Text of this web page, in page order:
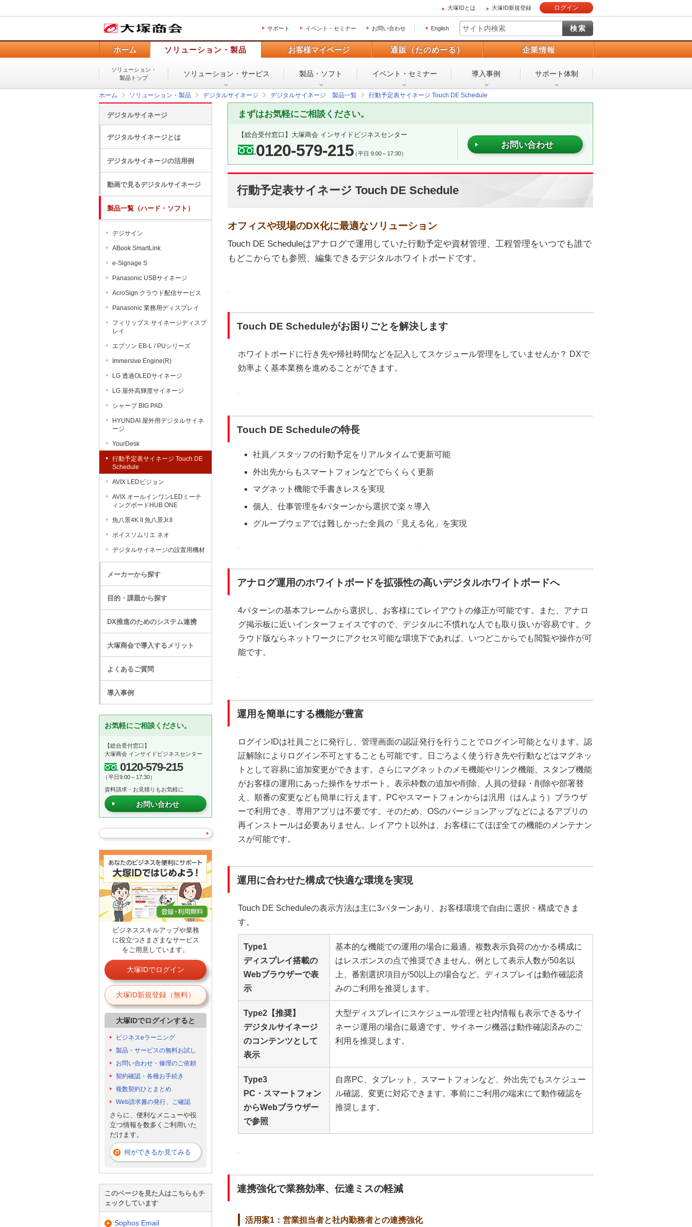
大塚IDとは 大塚ID新規登録 ログイン
サポート イベント・セミナー お問い合わせ English
ホーム ソリューション・製品 お客様マイページ 通販（たのめーる） 企業情報
ソリューション・
製品トップ
ソリューション・ サービス 製品・ソフト イベント・ セミナー 導入事例 サポート体制
ホーム ソリューション・製品 デジタルサイネージ デジタルサイネージ 製品一覧 行動予定表サイネージ Touch DE Schedule
まずはお気軽にご相談ください。
【総合受付窓口】 大塚商会 インサイドビジネスセンター
0120-579-215（平日 9:00～17:30）
お問い合わせ
行動予定表サイネージ Touch DE Schedule
オフィスや現場のDX化に最適なソリューション
Touch DE Scheduleはアナログで運用していた行動予定や資材管理、工程管理をいつでも誰で
もどこからでも参照、編集できるデジタルホワイトボードです。
Touch DE Scheduleがお困りごとを解決します
ホワイトボードに行き先や帰社時間などを記入してスケジュール管理をしていませんか？ DXで
効率よく基本業務を進めることができます。
Touch DE Scheduleの特長
社員／スタッフの行動予定をリアルタイムで更新可能
外出先からもスマートフォンなどでらくらく更新
マグネット機能で手書きレスを実現
個人、仕事管理を4パターンから選択で楽々導入
グループウェアでは難しかった全員の「見える化」を実現
アナログ運用のホワイトボードを拡張性の高いデジタルホワイトボードへ
4パターンの基本フレームから選択し、お客様にてレイアウトの修正が可能です。また、アナロ
グ掲示板に近いインターフェイスですので、デジタルに不慣れな人でも取り扱いが容易です。ク
ラウド版ならネットワークにアクセス可能な環境下であれば、いつどこからでも閲覧や操作が可
能です。
運用を簡単にする機能が豊富
ログインIDは社員ごとに発行し、管理画面の認証発行を行うことでログイン可能となります。認
証解除によりログイン不可とすることも可能です。日ごろよく使う行き先や行動などはマグネッ
トとして容易に追加変更ができます。さらにマグネットのメモ機能やリンク機能、スタンプ機能
がお客様の運用にあった操作をサポート。表示枠数の追加や削除、人員の登録・削除や部署替
え、順番の変更なども簡単に行えます。PCやスマートフォンからは汎用（はんよう）ブラウザ
ーで利用でき、専用アプリは不要です。そのため、OSのバージョンアップなどによるアプリの
再インストールは必要ありません。レイアウト以外は、お客様にてほぼ全ての機能のメンテナン
スが可能です。
運用に合わせた構成で快適な環境を実現
Touch DE Scheduleの表示方法は主に3パターンあり、お客様環境で自由に選択・構成できま
す。
Type1
ディスプレイ搭載の
Webブラウザーで表
示
基本的な機能での運用の場合に最適。複数表示負荷のかかる構成に
はレスポンスの点で推奨できません。例として表示人数が50名以
上、番割選択項目が50以上の場合など。ディスプレイは動作確認済
みのご利用を推奨します。
Type2【推奨】
デジタルサイネージ
のコンテンツとして
表示
大型ディスプレイにスケジュール管理と社内情報も表示できるサイ
ネージ運用の場合に最適です。サイネージ機器は動作確認済みのご
利用を推奨します。
Type3
PC・スマートフォン
からWebブラウザー
で参照
自席PC、タブレット、スマートフォンなど、外出先でもスケジュー
ル確認、変更に対応できます。事前にご利用の端末にて動作確認を
推奨します。
連携強化で業務効率、伝達ミスの軽減
活用案1：営業担当者と社内勤務者との連携強化
デジタルサイネージ
デジタルサイネージとは
デジタルサイネージの活用例
動画で見るデジタルサイネージ
製品一覧（ハード・ソフト）
デジサイン
ABook SmartLink
e-Signage S
Panasonic USBサイネージ
AcroSign クラウド配信サービス
Panasonic 業務用ディスプレイ
フィリップス サイネージディスプ
レイ
エプソン EB-L / PUシリーズ
Immersive Engine(R)
LG 透過OLEDサイネージ
LG 屋外高輝度サイネージ
シャープ BIG PAD
HYUNDAI 屋外用デジタルサイネ
ージ
YourDesk
行動予定表サイネージ Touch DE
Schedule
AVIX LEDビジョン
AVIX オールインワンLEDミーテ
ィングボードHUB ONE
魚八景4K II 魚八景Jr.II
ボイスソムリエ ネオ
デジタルサイネージの設置用機材
メーカーから探す
目的・課題から探す
DX推進のためのシステム連携
大塚商会で導入するメリット
よくあるご質問
導入事例
お気軽にご相談ください。
【総合受付窓口】
大塚商会 インサイドビジネスセンター
0120-579-215
（平日9:00～17:30）
資料請求・お見積りもお気軽に
お問い合わせ
ビジネススキルアップや業務
に役立つさまざまなサービス
をご用意しています。
大塚IDでログイン
大塚ID新規登録（無料）
大塚IDでログインすると
ビジネスeラーニング
製品・サービスの無料お試し
お問い合わせ・修理のご依頼
契約確認・各種お手続き
複数契約ひとまとめ
Web請求書の発行、ご確認
さらに、便利なメニューや役
立つ情報を数多くご利用いた
だけます。
何ができるか見てみる
このページを見た人はこちらもチ
ェックしています
Sophos Email